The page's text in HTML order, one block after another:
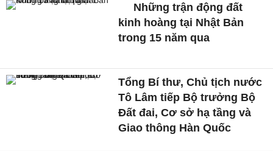
Những trận động đất
kinh hoàng tại Nhật Bản
trong 15 năm qua
Tổng Bí thư, Chủ tịch nước
Tô Lâm tiếp Bộ trưởng Bộ
Đất đai, Cơ sở hạ tầng và
Giao thông Hàn Quốc